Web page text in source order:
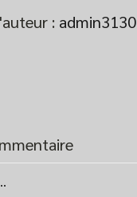
: admin3130